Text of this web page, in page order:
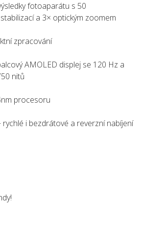
fotoaparátu s 50
a 3× optickým zoomem
zpracování
AMOLED displej se 120 Hz a
nitů
procesoru
rychlé i bezdrátové a reverzní nabíjení